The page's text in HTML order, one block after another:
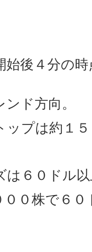
始後４分の
ド方向。
ップは約１
は６０ド
００株で６